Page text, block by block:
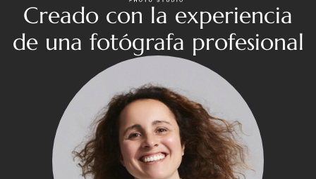
Creado con la experiencia
de una fotógrafa profesional